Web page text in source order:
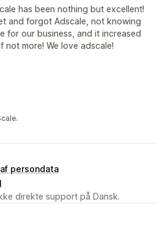
has been nothing but excellent!
and forgot Adscale, not knowing
for our business, and it increased
not more! We love adscale!
persondata
direkte support på Dansk.